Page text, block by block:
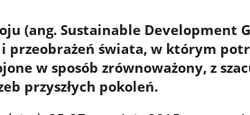
(ang. Sustainable Development
przeobrażeń świata, w którym
w sposób zrównoważony, z
przyszłych pokoleń.